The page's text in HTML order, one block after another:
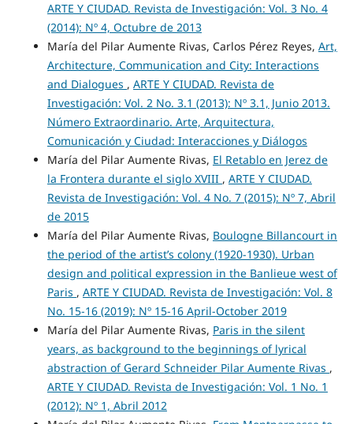
ARTE Y CIUDAD. Revista de Investigación: Vol. 3 No. 4
(2014): Nº 4, Octubre de 2013
María del Pilar Aumente Rivas, Carlos Pérez Reyes, Art,
Architecture, Communication and City: Interactions
and Dialogues , ARTE Y CIUDAD. Revista de
Investigación: Vol. 2 No. 3.1 (2013): Nº 3.1, Junio 2013.
Número Extraordinario. Arte, Arquitectura,
Comunicación y Ciudad: Interacciones y Diálogos
María del Pilar Aumente Rivas, El Retablo en Jerez de
la Frontera durante el siglo XVIII , ARTE Y CIUDAD.
Revista de Investigación: Vol. 4 No. 7 (2015): Nº 7, Abril
de 2015
María del Pilar Aumente Rivas, Boulogne Billancourt in
the period of the artist’s colony (1920-1930). Urban
design and political expression in the Banlieue west of
Paris , ARTE Y CIUDAD. Revista de Investigación: Vol. 8
No. 15-16 (2019): Nº 15-16 April-October 2019
María del Pilar Aumente Rivas, Paris in the silent
years, as background to the beginnings of lyrical
abstraction of Gerard Schneider Pilar Aumente Rivas ,
ARTE Y CIUDAD. Revista de Investigación: Vol. 1 No. 1
(2012): Nº 1, Abril 2012